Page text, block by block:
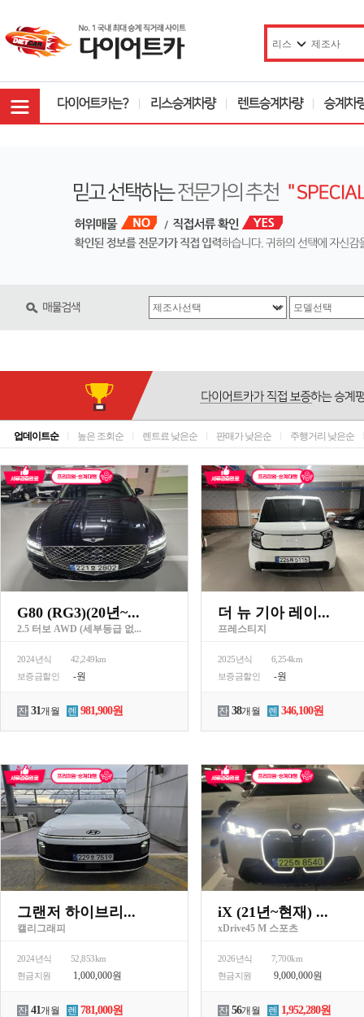
업데이트순 높은 조회순 렌트료 낮은순 판매가 낮은순 주행거리 낮은순
G80 (RG3)(20년~...
2.5 터보 AWD (세부등급 없...
2024년식
42,249km
보증금할인
-원
잔 31개월 렌 981,900원
더 뉴 기아 레이...
프레스티지
2025년식
6,254km
보증금할인
-원
잔 38개월 렌 346,100원
그랜저 하이브리...
캘리그래피
2024년식
52,853km
현금지원
1,000,000원
잔 41개월 렌 781,000원
iX (21년~현재) ...
xDrive45 M 스포츠
2026년식
7,700km
현금지원
9,000,000원
잔 56개월 렌 1,952,280원